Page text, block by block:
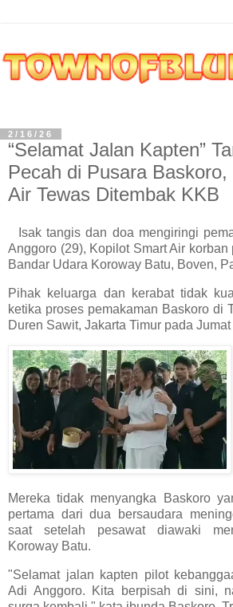
2/16/26
“Selamat Jalan Kapten”
Pecah di Pusara
Air Tewas Ditembak KKB
Isak tangis dan doa mengiringi
Anggoro (29), Kopilot Smart Air korban
Bandar Udara Koroway Batu, Boven,
Pihak keluarga dan kerabat tidak
ketika proses pemakaman Baskoro di
Duren Sawit, Jakarta Timur pada
Mereka tidak menyangka Baskoro
pertama dari dua bersaudara
saat setelah pesawat diawaki
Koroway Batu.
"Selamat jalan kapten pilot
Adi Anggoro. Kita berpisah di sini,